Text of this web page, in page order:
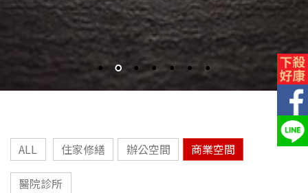
ALL 住家修繕 辦公空間 商業空間
醫院診所